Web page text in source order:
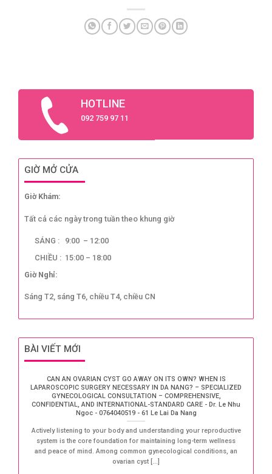
HOTLINE
092 759 97 11
GIỜ MỞ CỬA
Giờ Khám:
Tất cả các ngày trong tuần theo khung giờ
SÁNG : 9:00 – 12:00
CHIỀU : 15:00 – 18:00
Giờ Nghỉ:
Sáng T2, sáng T6, chiều T4, chiều CN
BÀI VIẾT MỚI
CAN AN OVARIAN CYST GO AWAY ON ITS OWN? WHEN IS
LAPAROSCOPIC SURGERY NECESSARY IN DA NANG? – SPECIALIZED
GYNECOLOGICAL CONSULTATION – COMPREHENSIVE,
CONFIDENTIAL, AND INTERNATIONAL-STANDARD CARE - Dr. Le Nhu
Ngoc - 0764040519 - 61 Le Lai Da Nang
Actively listening to your body and understanding your reproductive
system is the core foundation for maintaining long-term wellness
and peace of mind. Among common gynecological conditions, an
ovarian cyst [...]